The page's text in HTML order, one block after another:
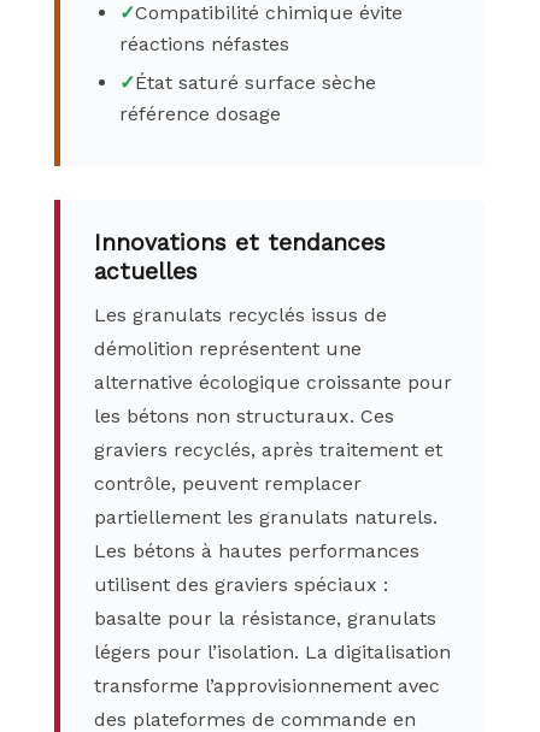
✓Compatibilité chimique évite
réactions néfastes
✓État saturé surface sèche
référence dosage
Innovations et tendances
actuelles
Les granulats recyclés issus de
démolition représentent une
alternative écologique croissante pour
les bétons non structuraux. Ces
graviers recyclés, après traitement et
contrôle, peuvent remplacer
partiellement les granulats naturels.
Les bétons à hautes performances
utilisent des graviers spéciaux :
basalte pour la résistance, granulats
légers pour l’isolation. La digitalisation
transforme l’approvisionnement avec
des plateformes de commande en